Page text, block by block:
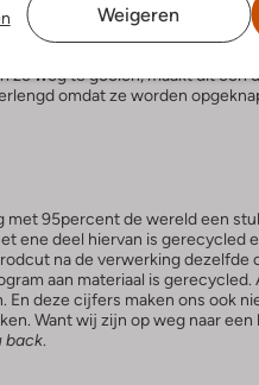
Weigeren
weg te gooien, maakt dit een
omdat ze worden
95percent de wereld een
ene deel hiervan is gerecycled
na de verwerking dezelfde
aan materiaal is gerecycled.
deze cijfers maken ons ook
Want wij zijn op weg naar
back.